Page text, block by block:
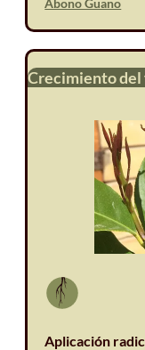
Abono Guano
Crecimiento
Aplicación